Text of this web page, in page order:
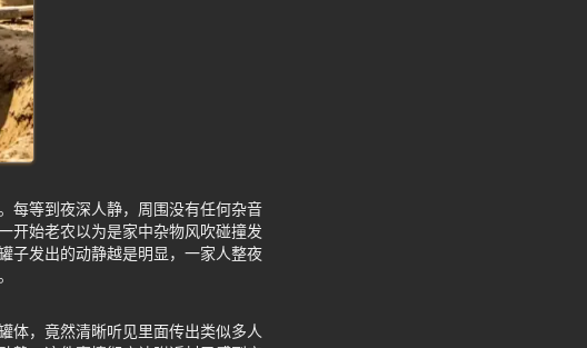
每等到夜深人静，周围没有任何杂音
开始老农以为是家中杂物风吹碰撞发
子发出的动静越是明显，一家人整夜
体，竟然清晰听见里面传出类似多人